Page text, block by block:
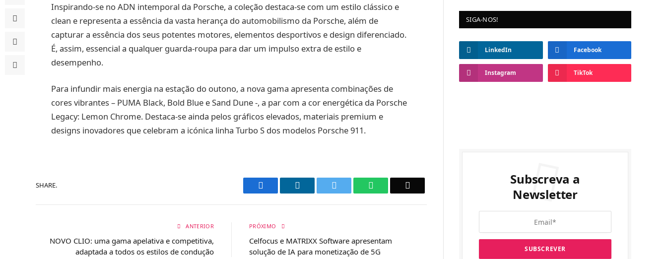
Inspirando-se no ADN intemporal da Porsche, a coleção destaca-se com um estilo clássico e
clean e representa a essência da vasta herança do automobilismo da Porsche, além de
capturar a essência dos seus potentes motores, elementos desportivos e design diferenciado.
É, assim, essencial a qualquer guarda-roupa para dar um impulso extra de estilo e
desempenho.
Para infundir mais energia na estação do outono, a nova gama apresenta combinações de
cores vibrantes – PUMA Black, Bold Blue e Sand Dune -, a par com a cor energética da Porsche
Legacy: Lemon Chrome. Destaca-se ainda pelos gráficos elevados, materiais premium e
designs inovadores que celebram a icónica linha Turbo S dos modelos Porsche 911.
SHARE. Facebook LinkedIn WhatsApp
ANTERIOR
NOVO CLIO: uma gama apelativa e competitiva,
adaptada a todos os estilos de condução
PRÓXIMO
Celfocus e MATRIXX Software apresentam
solução de IA para monetização de 5G
SIGA-NOS!
LinkedIn Facebook
Instagram TikTok
Subscreva a
Newsletter